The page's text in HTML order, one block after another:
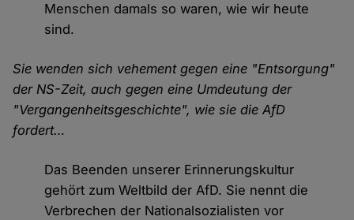
Menschen damals so waren, wie wir heute
sind.
Sie wenden sich vehement gegen eine "Entsorgung"
der NS-Zeit, auch gegen eine Umdeutung der
"Vergangenheitsgeschichte", wie sie die AfD
fordert…
Das Beenden unserer Erinnerungskultur
gehört zum Weltbild der AfD. Sie nennt die
Verbrechen der Nationalsozialisten vor